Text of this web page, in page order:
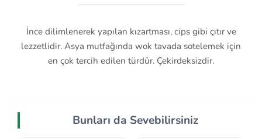
İnce dilimlenerek yapılan kızartması, cips gibi çıtır ve
lezzetlidir. Asya mutfağında wok tavada sotelemek için
en çok tercih edilen türdür. Çekirdeksizdir.
Bunları da Sevebilirsiniz